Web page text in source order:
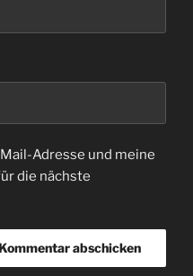
Adresse und meine
die nächste